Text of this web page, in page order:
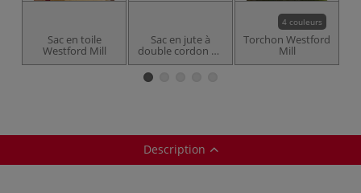
Sac en toile
Westford Mill
Sac en jute à
double cordon de
serrage Westford
4 couleurs
Torchon Westford
Mill
Description